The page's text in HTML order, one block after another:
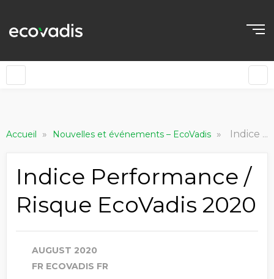
Accueil » Nouvelles et événements – EcoVadis » Indice Performance / Risque EcoVadis 2020
Indice Performance /
Risque EcoVadis 2020
AUGUST 2020
FR ECOVADIS FR